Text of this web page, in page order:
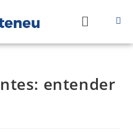
entender